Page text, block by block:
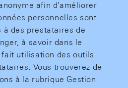
afin d'améliorer
personnelles sont
des prestataires de
à savoir dans le
utilisation des outils
Vous trouverez de
à la rubrique Gestion